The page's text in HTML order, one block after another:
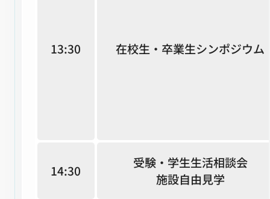
13:30 在校生・卒業生シンポジウム
14:30
受験・学生生活相談会
施設自由見学